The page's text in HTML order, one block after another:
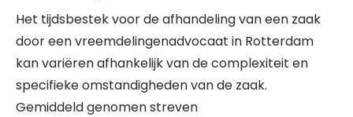
Het tijdsbestek voor de afhandeling van een zaak
door een vreemdelingenadvocaat in Rotterdam
kan variëren afhankelijk van de complexiteit en
specifieke omstandigheden van de zaak.
Gemiddeld genomen streven